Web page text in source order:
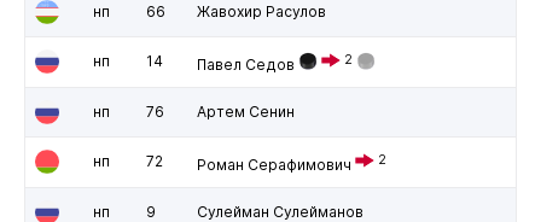
нп 66 Жавохир Расулов
нп 14 Павел Седов 2
нп 76 Артем Сенин
нп 72 Роман Серафимович 2
нп 9 Сулейман Сулейманов